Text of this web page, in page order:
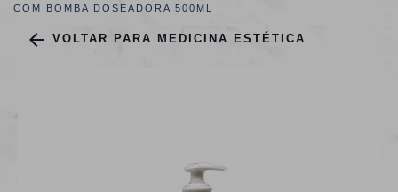
COM BOMBA DOSEADORA 500ML
 VOLTAR PARA MEDICINA ESTÉTICA